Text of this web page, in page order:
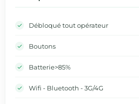
Débloqué tout opérateur
Boutons
Batterie>85%
Wifi - Bluetooth - 3G/4G